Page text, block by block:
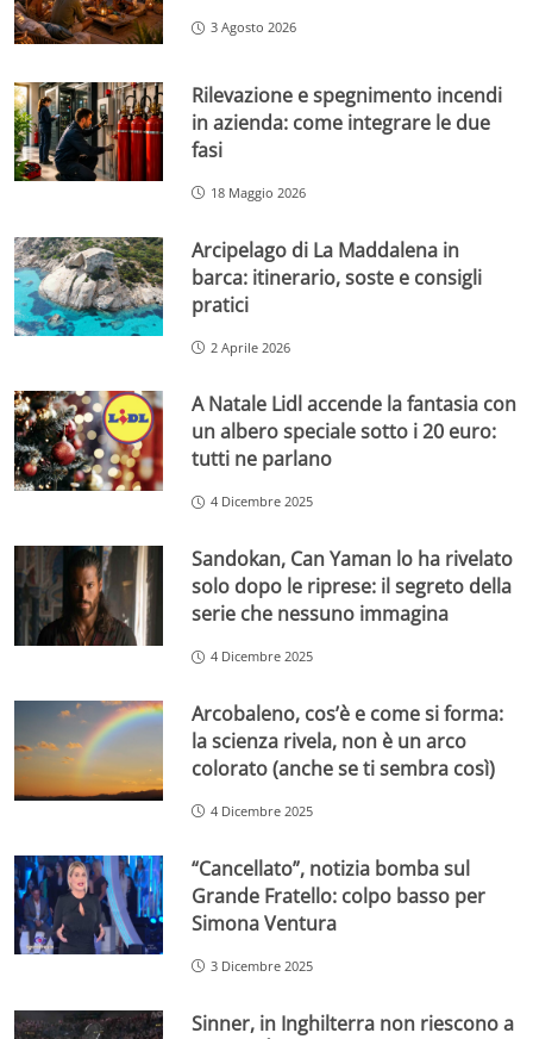
3 Agosto 2026
Rilevazione e spegnimento incendi
in azienda: come integrare le due
fasi
18 Maggio 2026
Arcipelago di La Maddalena in
barca: itinerario, soste e consigli
pratici
2 Aprile 2026
A Natale Lidl accende la fantasia con
un albero speciale sotto i 20 euro:
tutti ne parlano
4 Dicembre 2025
Sandokan, Can Yaman lo ha rivelato
solo dopo le riprese: il segreto della
serie che nessuno immagina
4 Dicembre 2025
Arcobaleno, cos’è e come si forma:
la scienza rivela, non è un arco
colorato (anche se ti sembra così)
4 Dicembre 2025
“Cancellato”, notizia bomba sul
Grande Fratello: colpo basso per
Simona Ventura
3 Dicembre 2025
Sinner, in Inghilterra non riescono a